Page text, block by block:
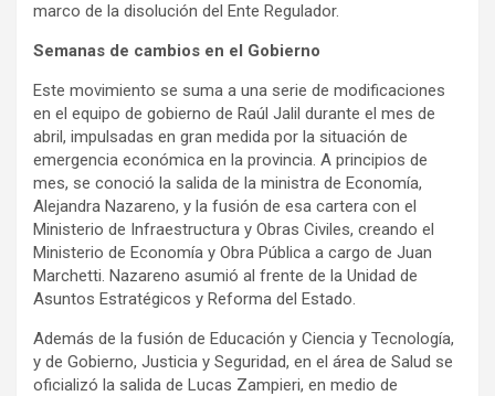
marco de la disolución del Ente Regulador.
Semanas de cambios en el Gobierno
Este movimiento se suma a una serie de modificaciones
en el equipo de gobierno de Raúl Jalil durante el mes de
abril, impulsadas en gran medida por la situación de
emergencia económica en la provincia. A principios de
mes, se conoció la salida de la ministra de Economía,
Alejandra Nazareno, y la fusión de esa cartera con el
Ministerio de Infraestructura y Obras Civiles, creando el
Ministerio de Economía y Obra Pública a cargo de Juan
Marchetti. Nazareno asumió al frente de la Unidad de
Asuntos Estratégicos y Reforma del Estado.
Además de la fusión de Educación y Ciencia y Tecnología,
y de Gobierno, Justicia y Seguridad, en el área de Salud se
oficializó la salida de Lucas Zampieri, en medio de